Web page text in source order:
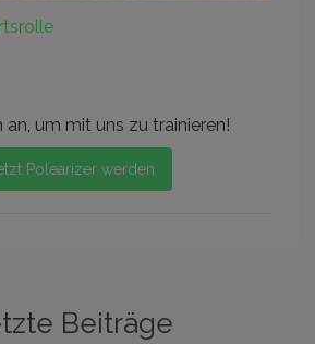
an, um mit uns zu trainieren!
Polearizer werden
Beiträge